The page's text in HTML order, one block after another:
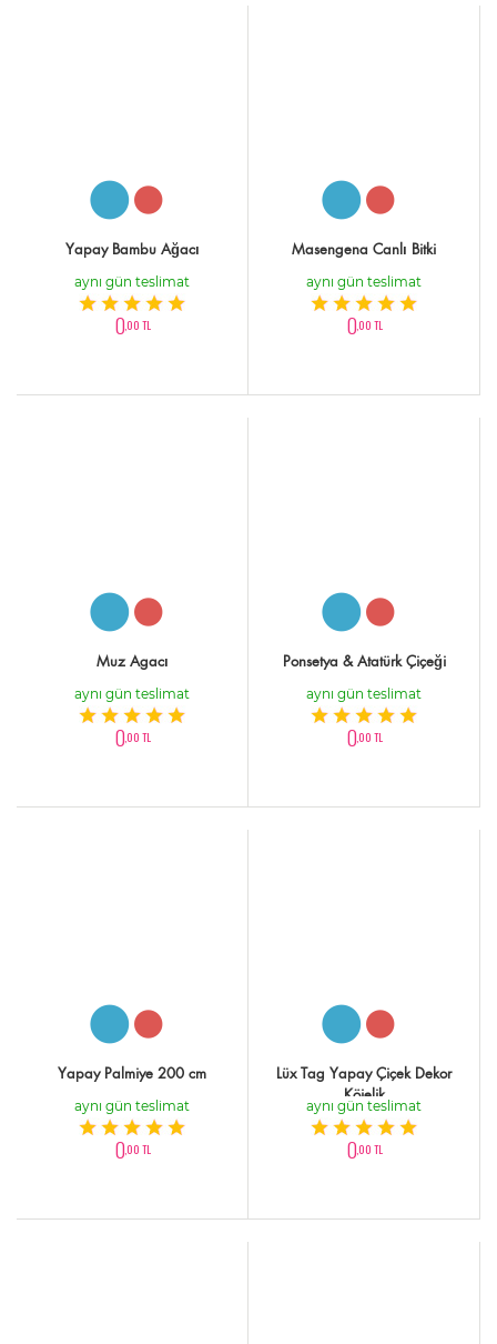
Yapay Bambu Ağacı
aynı gün teslimat
0,00 TL
Masengena Canlı Bitki
aynı gün teslimat
0,00 TL
Muz Agacı
aynı gün teslimat
0,00 TL
Ponsetya & Atatürk Çiçeği
aynı gün teslimat
0,00 TL
Yapay Palmiye 200 cm
aynı gün teslimat
0,00 TL
Lüx Tag Yapay Çiçek Dekor
Köielik
aynı gün teslimat
0,00 TL